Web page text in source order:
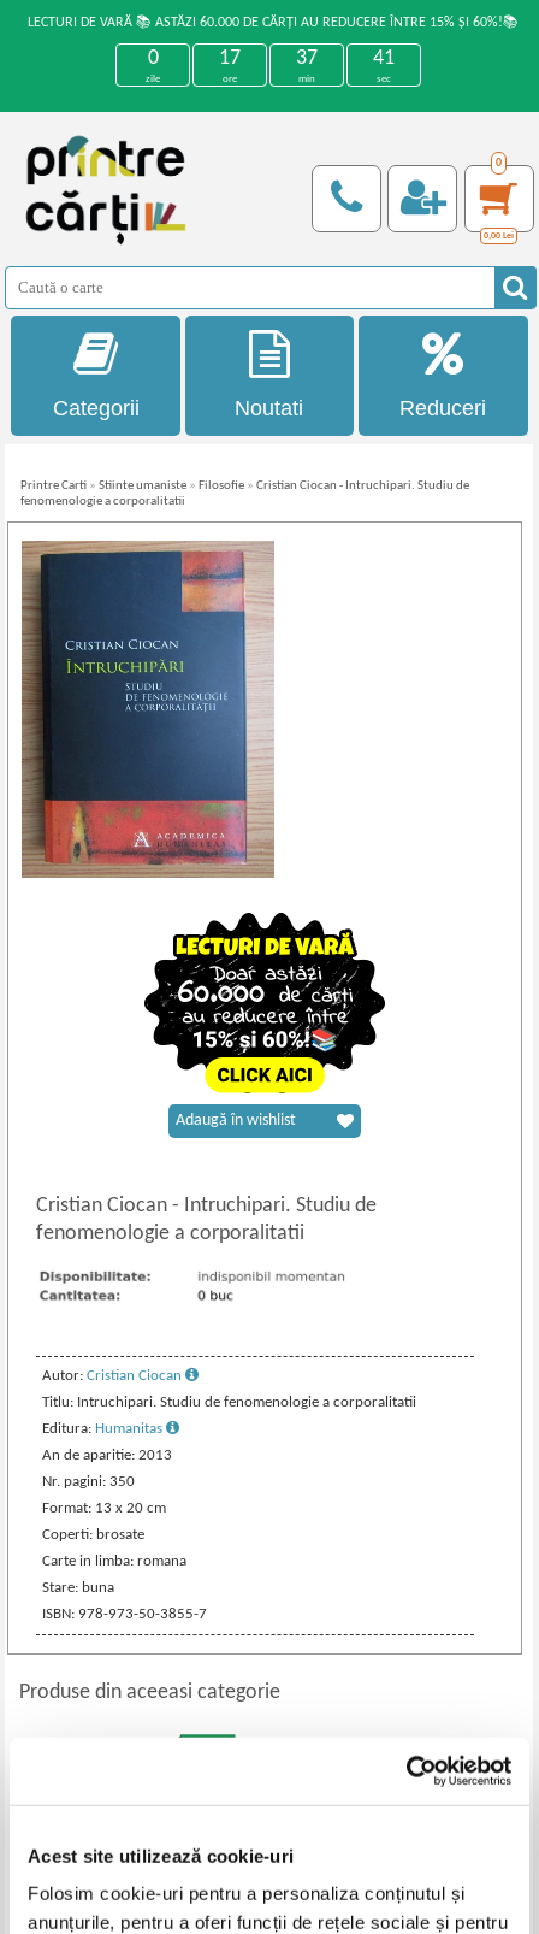
Acest site utilizează cookie-uri
Folosim cookie-uri pentru a personaliza conținutul și
anunțurile, pentru a oferi funcții de rețele sociale și pentru
LECTURI DE VARĂ 📚 ASTĂZI 60.000 DE CĂRȚI AU REDUCERE ÎNTRE 15% ȘI 60%!📚
0
zile
17
ore
37
min
41
sec
0
0,00 Lei
Categorii Noutati Reduceri
Printre Carti »Stiinte umaniste » Filosofie »Cristian Ciocan - Intruchipari. Studiu de
fenomenologie a corporalitatii
Cristian Ciocan- Intruchipari. Studiu de
fenomenologie a corporalitatii
Autor:Cristian Ciocan
Titlu: Intruchipari. Studiu de fenomenologie a corporalitatii
Editura: Humanitas
An de aparitie: 2013
Nr. pagini: 350
Format: 13 x 20 cm
Coperti: brosate
Carte in limba: romana
Stare: buna
ISBN: 978-973-50-3855-7
Adaugă în wishlist
Produse din aceeasi categorie